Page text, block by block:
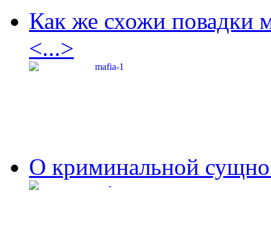
Как же схожи повадки
<...>
О криминальной